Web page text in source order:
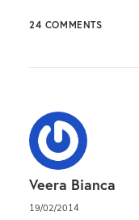
24 COMMENTS
Veera Bianca
19/02/2014